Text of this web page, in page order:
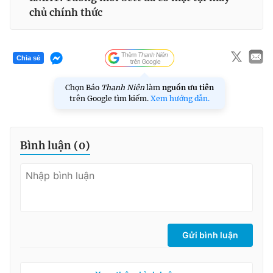
chủ chính thức
Chia sẻ
Chọn Báo Thanh Niên làm nguồn ưu tiên
trên Google tìm kiếm. Xem hướng dẫn.
Bình luận (0)
Gửi bình luận